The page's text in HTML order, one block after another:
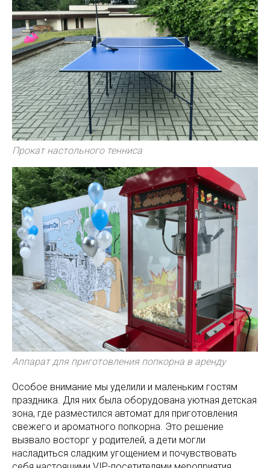
Прокат настольного тенниса
Аппарат для приготовления попкорна в аренду
Особое внимание мы уделили и маленьким гостям
праздника. Для них была оборудована уютная детская
зона, где разместился автомат для приготовления
свежего и ароматного попкорна. Это решение
вызвало восторг у родителей, а дети могли
насладиться сладким угощением и почувствовать